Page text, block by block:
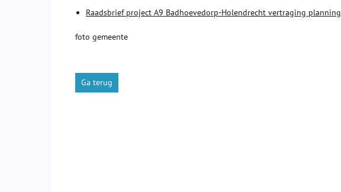
Raadsbrief project A9 Badhoevedorp-Holendrecht vertraging planning
foto gemeente
Ga terug